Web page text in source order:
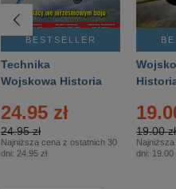
BESTSELLER
Technika
Wojskowa Historia
24.95 zł
24.95 zł
Najniższa cena z ostatnich 30
dni: 24.95 zł
– 2/
19.00 zł
dni: 19.00